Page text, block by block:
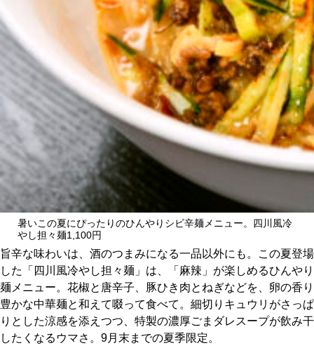
暑いこの夏にぴったりのひんやりシビ辛麺メニュー。四川風冷
やし担々麺1,100円
旨辛な味わいは、酒のつまみになる一品以外にも。この夏登場
した「四川風冷やし担々麺」は、「麻辣」が楽しめるひんやり
麺メニュー。花椒と唐辛子、豚ひき肉とねぎなどを、卵の香り
豊かな中華麺と和えて啜って食べて。細切りキュウリがさっぱ
りとした涼感を添えつつ、特製の濃厚ごまダレスープが飲み干
したくなるウマさ。9月末までの夏季限定。